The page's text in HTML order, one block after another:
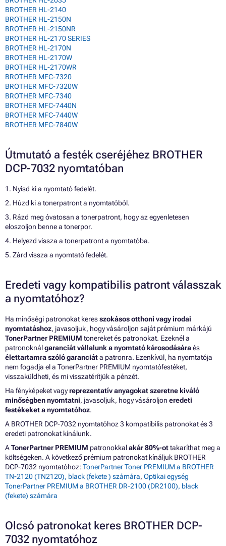
BROTHER HL-2140
BROTHER HL-2150N
BROTHER HL-2150NR
BROTHER HL-2170 SERIES
BROTHER HL-2170N
BROTHER HL-2170W
BROTHER HL-2170WR
BROTHER MFC-7320
BROTHER MFC-7320W
BROTHER MFC-7340
BROTHER MFC-7440N
BROTHER MFC-7440W
BROTHER MFC-7840W
Útmutató a festék cseréjéhez BROTHER
DCP-7032 nyomtatóban
1. Nyisd ki a nyomtató fedelét.
2. Húzd ki a tonerpatront a nyomtatóból.
3. Rázd meg óvatosan a tonerpatront, hogy az egyenletesen
eloszoljon benne a tonerpor.
4. Helyezd vissza a tonerpatront a nyomtatóba.
5. Zárd vissza a nyomtató fedelét.
Eredeti vagy kompatibilis patront válasszak
a nyomtatóhoz?
Ha minőségi patronokat keresszokásos otthoni vagy irodai
nyomtatáshoz, javasoljuk, hogy vásároljon saját prémium márkájú
TonerPartner PREMIUM tonereket és patronokat. Ezeknél a
patronoknálgaranciát vállalunk a nyomtató károsodásáraés
élettartamra szóló garanciáta patronra. Ezenkívül, ha nyomtatója
nem fogadja el a TonerPartner PREMIUM nyomtatófestéket,
visszaküldheti, és mi visszatérítjük a pénzét.
Ha fényképeket vagyreprezentatív anyagokat szeretne kiváló
minőségben nyomtatni, javasoljuk, hogy vásároljon eredeti
festékeket a nyomtatóhoz.
A BROTHER DCP-7032 nyomtatóhoz 3 kompatibilis patronokat és 3
eredeti patronokat kínálunk.
ATonerPartner PREMIUM patronokkalakár 80%-ottakaríthat meg a
költségeken. A következő prémium patronokat kínáljuk BROTHER
DCP-7032 nyomtatóhoz: TonerPartner Toner PREMIUM a BROTHER
TN-2120 (TN2120), black (fekete ) számára, Optikai egység
TonerPartner PREMIUM a BROTHER DR-2100 (DR2100), black
(fekete) számára
Olcsó patronokat keres BROTHER DCP-
7032 nyomtatóhoz